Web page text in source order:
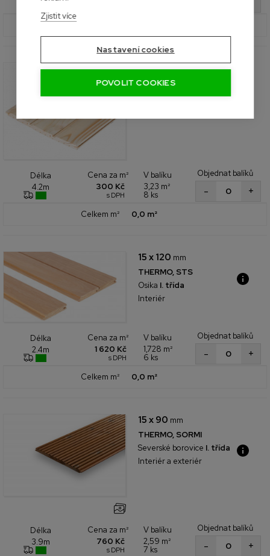
14 x 96mm
SOFT, leštený povrch
Severský smrkI. třída
Délka
4.2m
Cena za m²
300 Kč
s DPH
V balíku
3,23 m²
8 ks
Objednat balíků
+
-
Celkem m² 0,0 m²
15 x 120 mm
THERMO, STS
Osika I. třída
Interiér
Délka
2.4m
Cena za m²
1 620 Kč
s DPH
V balíku
1,728 m²
6 ks
Objednat balíků
+
-
Celkem m² 0,0 m²
15 x 90 mm
THERMO, SORMI
Severské borovice I. třída
Interiér a exteriér
Délka
3.9m
Cena za m²
760 Kč
s DPH
V balíku
2,59 m²
7 ks
Objednat balíků
+
-
Zjistit více
Nastavení cookies
POVOLIT COOKIES